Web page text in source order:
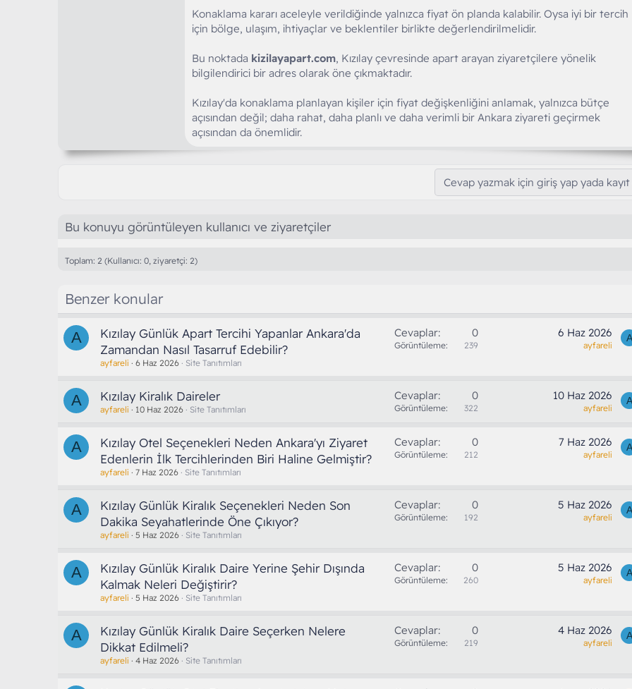
Konaklama kararı aceleyle verildiğinde yalnızca fiyat ön planda kalabilir. Oysa iyi bir tercih
için bölge, ulaşım, ihtiyaçlar ve beklentiler birlikte değerlendirilmelidir.
Bu noktada kizilayapart.com, Kızılay çevresinde apart arayan ziyaretçilere yönelik
bilgilendirici bir adres olarak öne çıkmaktadır.
Kızılay'da konaklama planlayan kişiler için fiyat değişkenliğini anlamak, yalnızca bütçe
açısından değil; daha rahat, daha planlı ve daha verimli bir Ankara ziyareti geçirmek
açısından da önemlidir.
Cevap yazmak için giriş yap yada
Bu konuyu görüntüleyen kullanıcı ve ziyaretçiler
Toplam: 2 (Kullanıcı: 0, ziyaretçi: 2)
Benzer konular
A
Kızılay Günlük Apart Tercihi Yapanlar Ankara'da
Zamandan Nasıl Tasarruf Edebilir?
ayfareli 6 Haz 2026 Site Tanıtımları
Cevaplar 0
Görüntüleme 239
6 Haz 2026
ayfareli
A
A Kızılay Kiralık Daireler
ayfareli 10 Haz 2026 Site Tanıtımları
Cevaplar 0
Görüntüleme 322
10 Haz 2026
ayfareli
A
A
Kızılay Otel Seçenekleri Neden Ankara'yı Ziyaret
Edenlerin İlk Tercihlerinden Biri Haline Gelmiştir?
ayfareli 7 Haz 2026 Site Tanıtımları
Cevaplar 0
Görüntüleme 212
7 Haz 2026
ayfareli
A
A
Kızılay Günlük Kiralık Seçenekleri Neden Son
Dakika Seyahatlerinde Öne Çıkıyor?
ayfareli 5 Haz 2026 Site Tanıtımları
Cevaplar 0
Görüntüleme 192
5 Haz 2026
ayfareli
A
A
Kızılay Günlük Kiralık Daire Yerine Şehir Dışında
Kalmak Neleri Değiştirir?
ayfareli 5 Haz 2026 Site Tanıtımları
Cevaplar 0
Görüntüleme 260
5 Haz 2026
ayfareli
A
A
Kızılay Günlük Kiralık Daire Seçerken Nelere
Dikkat Edilmeli?
ayfareli 4 Haz 2026 Site Tanıtımları
Cevaplar 0
Görüntüleme 219
4 Haz 2026
ayfareli
A